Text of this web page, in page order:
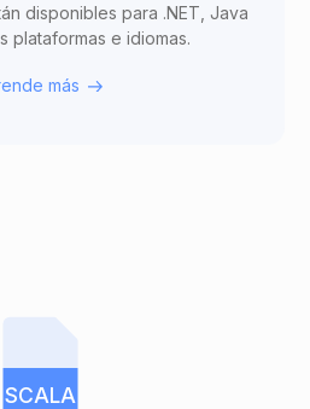
disponibles para .NET, Java
plataformas e idiomas.
más
SCALA